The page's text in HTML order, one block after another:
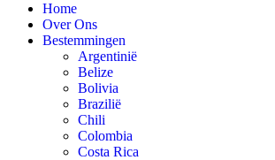
Home
Over Ons
Bestemmingen
Argentinië
Belize
Bolivia
Brazilië
Chili
Colombia
Costa Rica